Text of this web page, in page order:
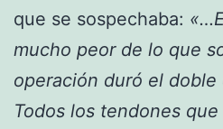
que se sospechaba:
mucho peor de lo que
operación duró el
Todos los tendones